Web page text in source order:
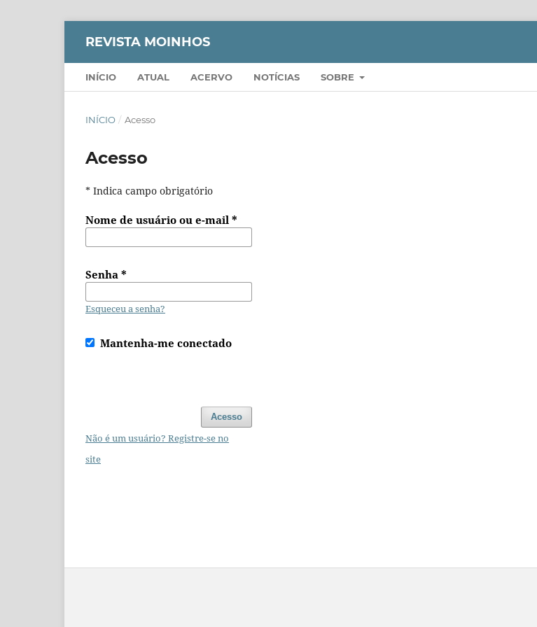
REVISTA MOINHOS
INÍCIO ATUAL ACERVO NOTÍCIAS SOBRE
INÍCIO / Acesso
Acesso
* Indica campo obrigatório
Nome de usuário ou e-mail*
Senha*
Esqueceu a senha?
Mantenha-me conectado
Acesso
Não é um usuário? Registre-se no
site